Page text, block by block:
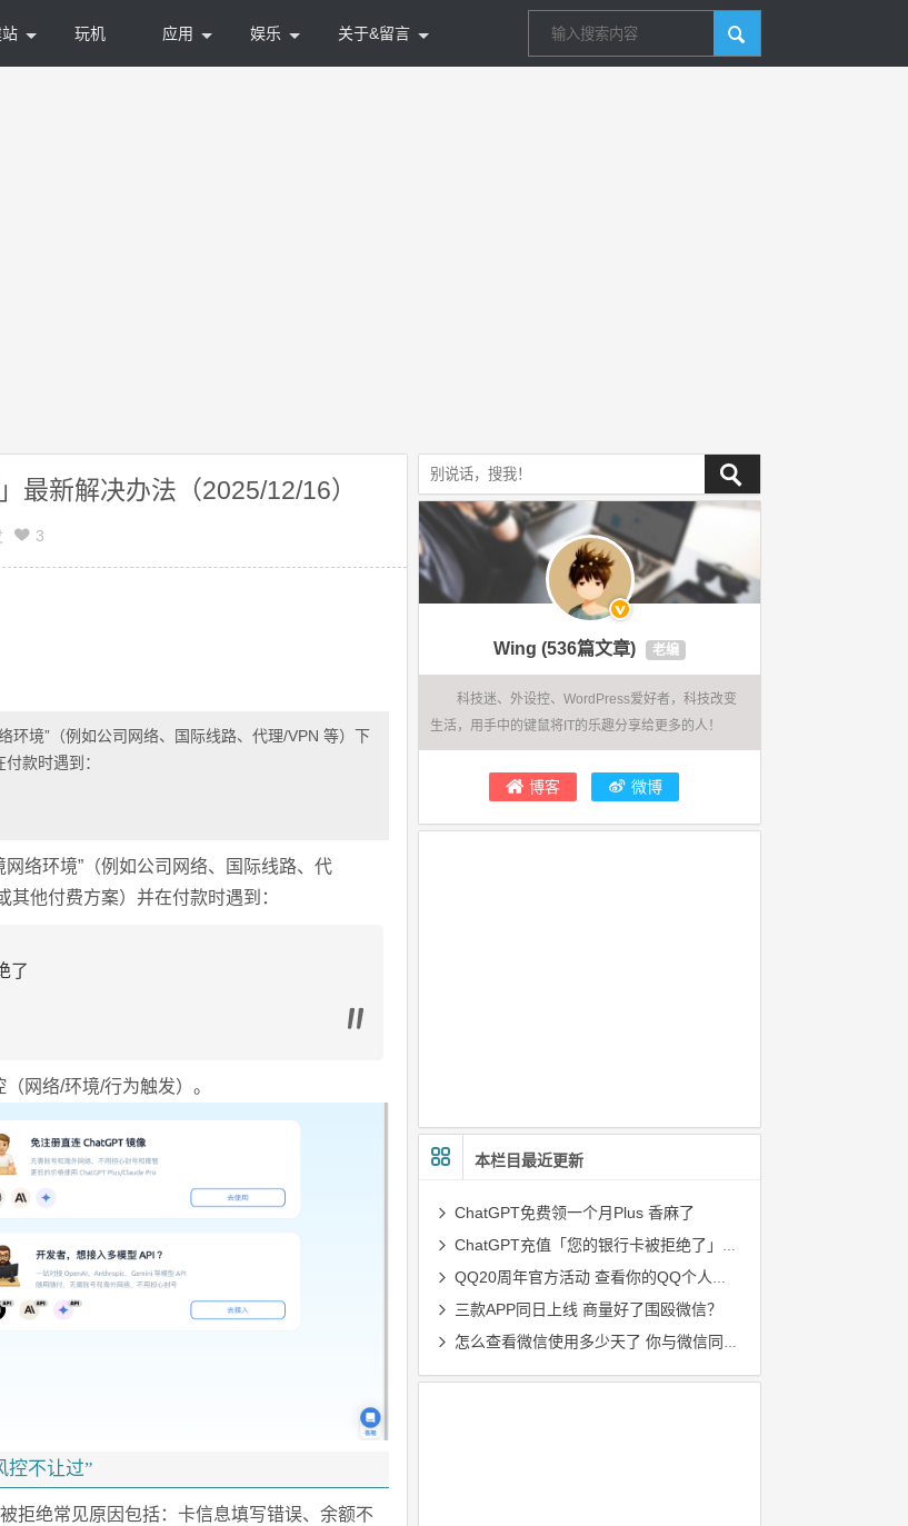
玩机 应用 娱乐 关于&留言
最新解决办法（2025/12/16）
3
环境”（例如公司网络、国际线路、代理/VPN 等）下
款时遇到：
络环境”（例如公司网络、国际线路、代
他付费方案）并在付款时遇到：
了
网络/环境/行为触发）。
控不让过”
拒绝常见原因包括：卡信息填写错误、余额不
Wing (536篇文章) 老编
科技迷、外设控、WordPress爱好者，科技改变
生活，用手中的键鼠将IT的乐趣分享给更多的人！
博客 微博
本栏目最近更新
ChatGPT免费领一个月Plus 香麻了
ChatGPT充值「您的银行卡被拒绝了」最新解决办法（2025/12/16）
QQ20周年官方活动 查看你的QQ个人轨迹
三款APP同日上线 商量好了围殴微信？
怎么查看微信使用多少天了 你与微信同行多少天